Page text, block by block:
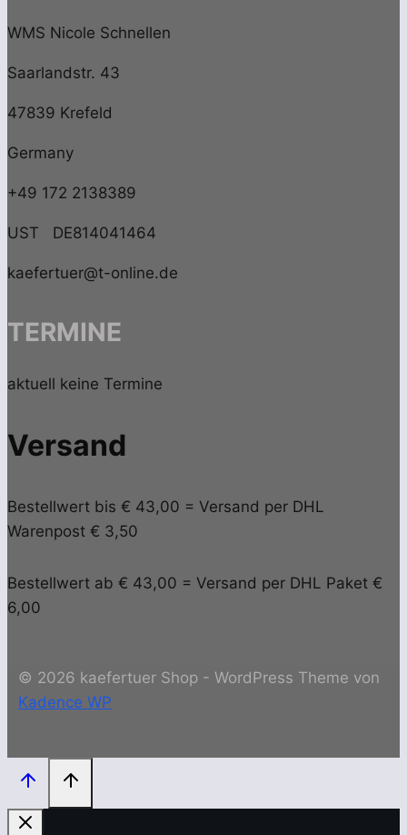
WMS Nicole Schnellen
Saarlandstr. 43
47839 Krefeld
Germany
+49 172 2138389
UST DE814041464
kaefertuer@t-online.de
TERMINE
aktuell keine Termine
Versand
Bestellwert bis € 43,00 = Versand per DHL
Warenpost € 3,50
Bestellwert ab € 43,00 = Versand per DHL Paket €
6,00
© 2026 kaefertuer Shop - WordPress Theme von
Kadence WP